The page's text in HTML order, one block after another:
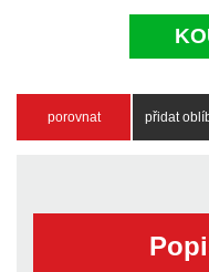
porovnat přidat